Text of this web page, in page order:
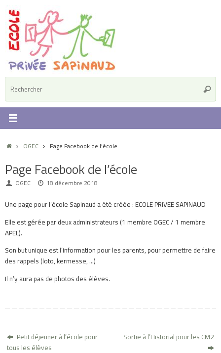
contenu
:
AccueilOGEC Page Facebook de l’école
Page Facebook de l’école
OGEC 18 décembre 2018
Une page pour l’école Sapinaud a été créée : ECOLE PRIVEE SAPINAUD
Elle est gérée par deux administrateurs (1 membre OGEC / 1 membre
APEL).
Son but unique est l’information pour les parents, pour permettre de faire
des rappels (loto, kermesse, …)
Il n’y aura pas de photos des élèves.
Petit déjeuner à l’école pour
tous les élèves
Sortie à l’Historial pour les CM2